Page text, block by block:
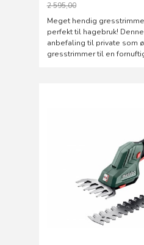
2 595,00
Rabatt
Meget hendig
perfekt til hagebruk!
anbefaling til private som
gresstrimmer til en